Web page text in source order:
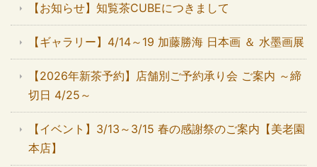
【お知らせ】知覧茶CUBEにつきまして
【ギャラリー】4/14～19 加藤勝海 日本画 ＆ 水墨画展
【2026年新茶予約】店舗別ご予約承り会 ご案内 ～締
切日 4/25～
【イベント】3/13～3/15 春の感謝祭のご案内【美老園
本店】